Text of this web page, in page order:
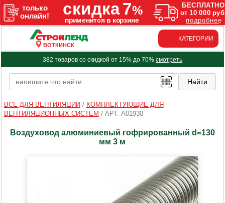
ВОТКИНСК
КАТЕГОРИИ
382 товаров со скидкой от 15% до 70% смотреть
ВСЕ ДЛЯ ВЕНТИЛЯЦИИ / КОМПЛЕКТУЮЩИЕ ДЛЯ
ВЕНТИЛЯЦИОННЫХ СИСТЕМ / АРТ. A01930
Воздуховод алюминиевый гофрированный d=130
мм 3 м